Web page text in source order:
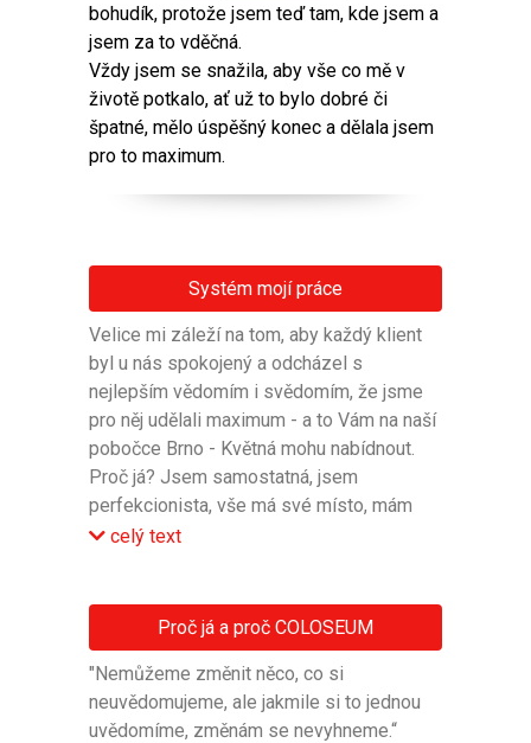
bohudík, protože jsem teď tam, kde jsem a
jsem za to vděčná.
Vždy jsem se snažila, aby vše co mě v
životě potkalo, ať už to bylo dobré či
špatné, mělo úspěšný konec a dělala jsem
pro to maximum.
Systém mojí práce
Velice mi záleží na tom, aby každý klient
byl u nás spokojený a odcházel s
nejlepším vědomím i svědomím, že jsme
pro něj udělali maximum - a to Vám na naší
pobočce Brno - Květná mohu nabídnout.
Proč já? Jsem samostatná, jsem
perfekcionista, vše má své místo, mám
smysl pro detail, jsem vstřícná a
klient je jako poklad - jedinečný, a proto si
můžete být jistí , že můj přístup je a bude
individuální a šitý na míru přímo Vám.
celý text
Proč já a proč COLOSEUM
"Nemůžeme změnit něco, co si
neuvědomujeme, ale jakmile si to jednou
uvědomíme, změnám se nevyhneme.“